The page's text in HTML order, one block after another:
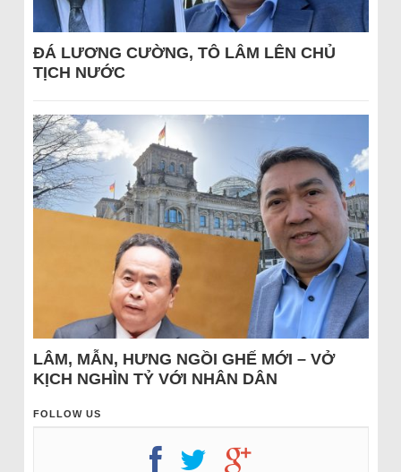
ĐÁ LƯƠNG CƯỜNG, TÔ LÂM LÊN CHỦ
TỊCH NƯỚC
LÂM, MẪN, HƯNG NGỒI GHẾ MỚI – VỞ
KỊCH NGHÌN TỶ VỚI NHÂN DÂN
FOLLOW US